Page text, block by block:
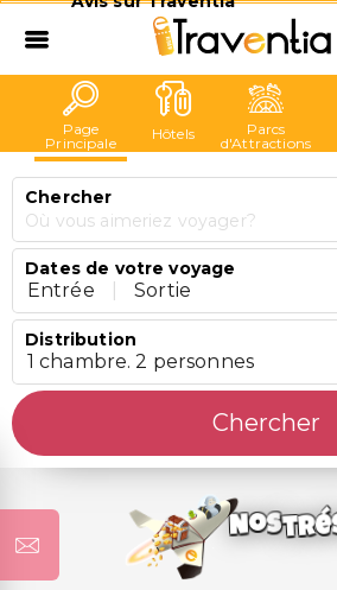
Page
Principale
Hôtels
Parcs
d'Attractions
Chercher
Où vous aimeriez voyager?
Dates de votre voyage
Entrée Sortie
Distribution
1 chambre. 2 personnes
Chercher
Nos